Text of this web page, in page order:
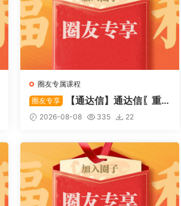
圈友专属课程
圈友专享
【通达信】通达信〖重
心突破〗主副图/选股 捕捉股价在
2026-08-08 335 22